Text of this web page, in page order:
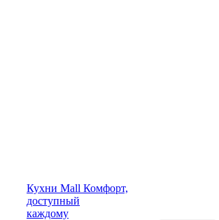
Кухни Mall Комфорт,
доступный
каждому